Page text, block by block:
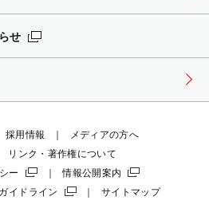
せ
採用情報
メディアの方へ
リンク・著作権について
ー
情報公開案内
イドライン
サイトマップ